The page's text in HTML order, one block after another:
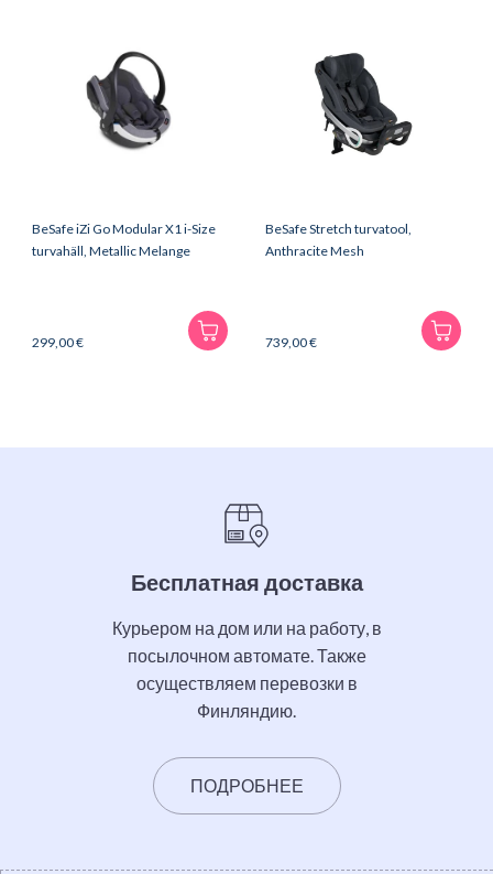
BeSafe iZi Go Modular X1 i-Size
turvahäll, Metallic Melange
299,00€
BeSafe Stretch turvatool,
Anthracite Mesh
739,00€
Бесплатная доставка
Курьером на дом или на работу, в
посылочном автомате. Также
осуществляем перевозки в
Финляндию.
ПОДРОБНЕЕ